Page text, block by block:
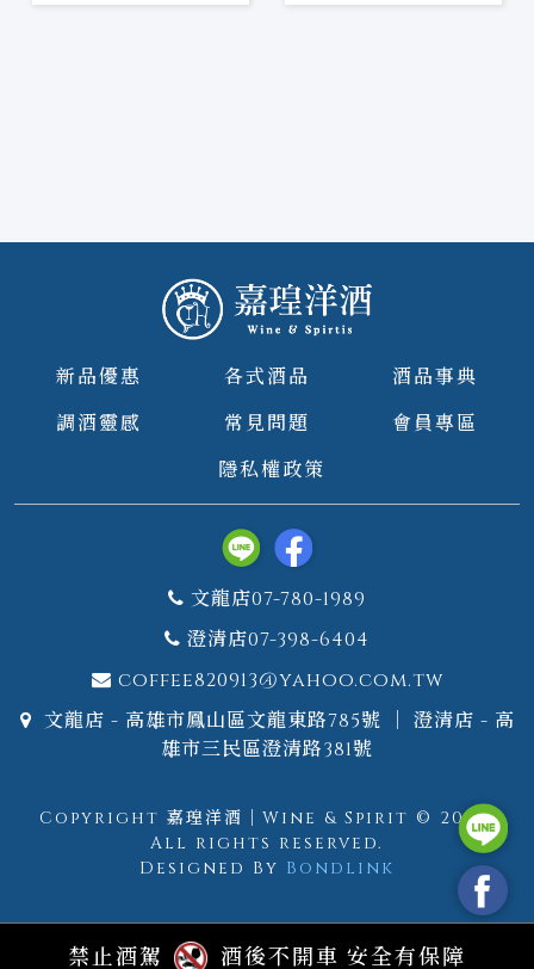
新品優惠 各式酒品
酒品事典
調酒靈感
常見問題
會員專區
隱私權政策
文龍店07-780-1989
澄清店07-398-6404
coffee820913@yahoo.com.tw
文龍店 - 高雄市鳳山區文龍東路785號 ｜ 澄清店 - 高
雄市三民區澄清路381號
Copyright 嘉瑝洋酒｜Wine & Spirit © 2026.
All rights reserved.
Designed By Bondlink
禁止酒駕 酒後不開車 安全有保障